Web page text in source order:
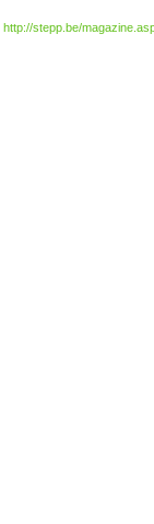
http://stepp.be/